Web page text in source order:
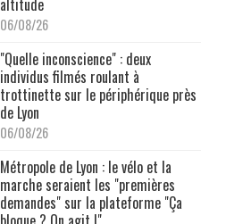
06/08/26
"Quelle inconscience" : deux
individus filmés roulant à
trottinette sur le périphérique près
de Lyon
06/08/26
Métropole de Lyon : le vélo et la
marche seraient les "premières
demandes" sur la plateforme "Ça